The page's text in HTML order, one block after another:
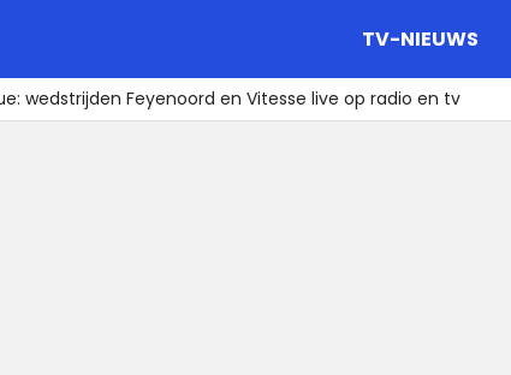
TV-NIEUWS
wedstrijden Feyenoord en Vitesse live op radio en tv